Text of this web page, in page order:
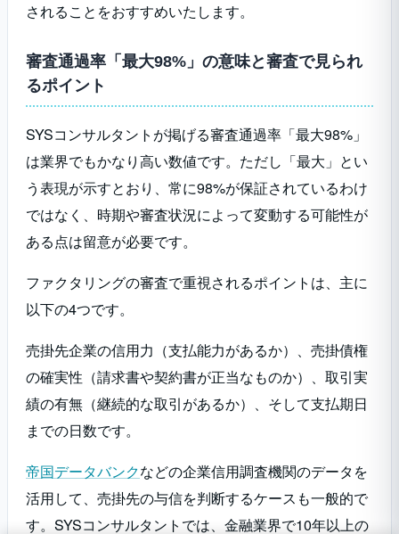
されることをおすすめいたします。
審査通過率「最大98%」の意味と審査で見られ
るポイント
SYSコンサルタントが掲げる審査通過率「最大98%」
は業界でもかなり高い数値です。ただし「最大」とい
う表現が示すとおり、常に98%が保証されているわけ
ではなく、時期や審査状況によって変動する可能性が
ある点は留意が必要です。
ファクタリングの審査で重視されるポイントは、主に
以下の4つです。
売掛先企業の信用力（支払能力があるか）、売掛債権
の確実性（請求書や契約書が正当なものか）、取引実
績の有無（継続的な取引があるか）、そして支払期日
までの日数です。
帝国データバンクなどの企業信用調査機関のデータを
活用して、売掛先の与信を判断するケースも一般的で
す。SYSコンサルタントでは、金融業界で10年以上の